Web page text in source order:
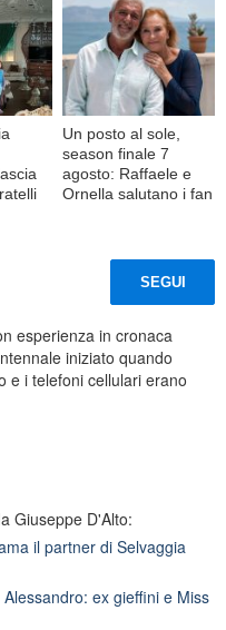
Un posto al sole,
season finale 7
agosto: Raffaele e
Ornella salutano i fan
SEGUI
esperienza in cronaca
iniziato quando
e i telefoni cellulari erano
Giuseppe D'Alto:
il partner di Selvaggia
ex gieffini e Miss